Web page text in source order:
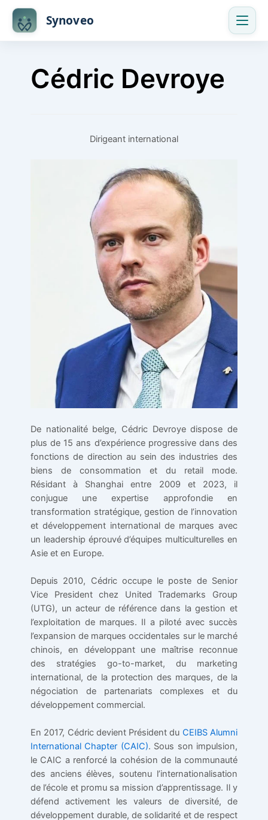
Skip
content
Synoveo
Cédric Devroye
Dirigeant international
De nationalité belge, Cédric Devroye dispose de
plus de 15 ans d’expérience progressive dans des
fonctions de direction au sein des industries des
biens de consommation et du retail mode.
Résidant à Shanghai entre 2009 et 2023, il
conjugue une expertise approfondie en
transformation stratégique, gestion de l’innovation
et développement international de marques avec
un leadership éprouvé d’équipes multiculturelles en
Asie et en Europe.
Depuis 2010, Cédric occupe le poste de Senior
Vice President chez United Trademarks Group
(UTG), un acteur de référence dans la gestion et
l’exploitation de marques. Il a piloté avec succès
l’expansion de marques occidentales sur le marché
chinois, en développant une maîtrise reconnue
des stratégies go-to-market, du marketing
international, de la protection des marques, de la
négociation de partenariats complexes et du
développement commercial.
En 2017, Cédric devient Président du CEIBS Alumni
International Chapter (CAIC). Sous son impulsion,
le CAIC a renforcé la cohésion de la communauté
des anciens élèves, soutenu l’internationalisation
de l’école et promu sa mission d’apprentissage. Il y
défend activement les valeurs de diversité, de
développement durable, de solidarité et de respect